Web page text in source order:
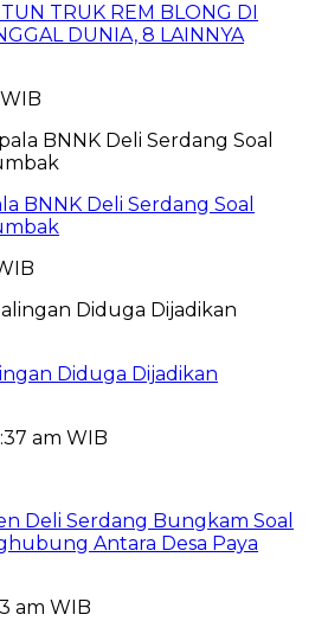
TRUK REM BLONG DI
DUNIA, 8 LAINNYA
BNNK Deli Serdang Soal
Diduga Dijadikan
am WIB
Deli Serdang Bungkam Soal
Antara Desa Paya
am WIB